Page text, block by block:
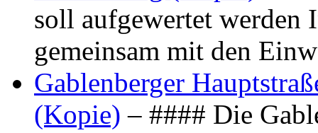
soll aufgewertet werden
gemeinsam mit den
Gablenberger
(Kopie) – #### Die